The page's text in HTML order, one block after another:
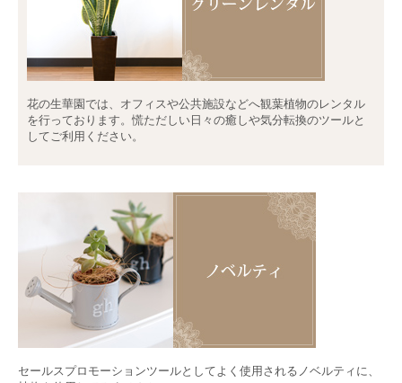
花の生華園では、オフィスや公共施設などへ観葉植物のレンタル
を行っております。慌ただしい日々の癒しや気分転換のツールと
してご利用ください。
セールスプロモーションツールとしてよく使用されるノベルティに、